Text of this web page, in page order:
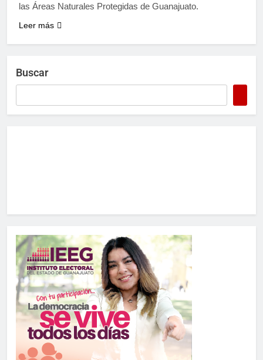
las Áreas Naturales Protegidas de Guanajuato.
Leer más
Buscar